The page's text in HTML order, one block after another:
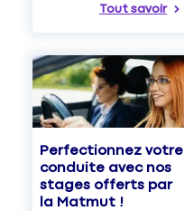
Tout savoir
Perfectionnez votre
conduite avec nos
stages offerts par
la Matmut !